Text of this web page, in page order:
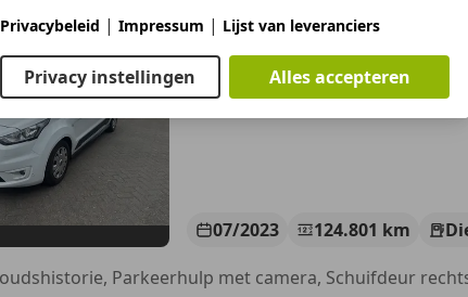
€ 8.950
Excl. BTW
07/2023 124.801 km
Privacybeleid | Impressum | Lijst van leveranciers
Privacy instellingen Alles accepteren